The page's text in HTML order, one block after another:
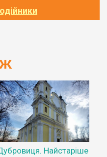
Найстаріше